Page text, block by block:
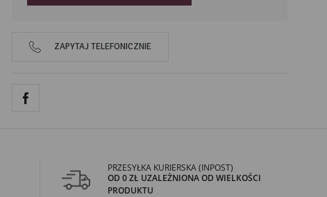
ZAPYTAJ TELEFONICZNIE
PRZESYŁKA KURIERSKA (INPOST)
OD 0 ZŁ UZALEŻNIONA OD WIELKOŚCI
PRODUKTU